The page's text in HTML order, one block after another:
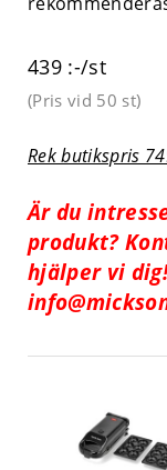
439 :-/st
(Pris vid 50 st)
Rek butikspris
Är du
produkt?
hjälper vi dig!